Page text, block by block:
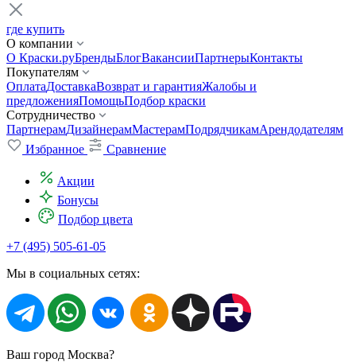
где купить
О компании
О Краски.руБрендыБлогВакансииПартнерыКонтакты
Покупателям
ОплатаДоставкаВозврат и гарантияЖалобы и
предложенияПомощьПодбор краски
Сотрудничество
ПартнерамДизайнерамМастерамПодрядчикамАрендодателям
Избранное
Сравнение
Акции
Бонусы
Подбор цвета
+7 (495) 505-61-05
Мы в социальных сетях:
Ваш город Москва?